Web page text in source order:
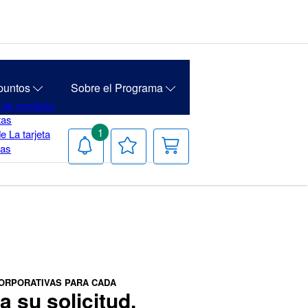
contacto
La tarjeta
PARA CADA
Sobre el Programa
Notificaciones
1
Tu
de
su solicitud.